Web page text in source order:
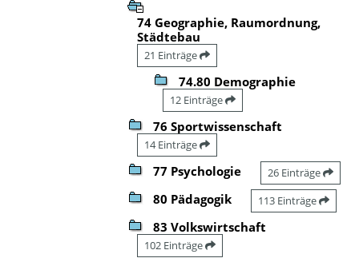
74 Geographie, Raumordnung,
Städtebau
21 Einträge
74.80 Demographie
12 Einträge
76 Sportwissenschaft
14 Einträge
77 Psychologie 26 Einträge
80 Pädagogik 113 Einträge
83 Volkswirtschaft
102 Einträge